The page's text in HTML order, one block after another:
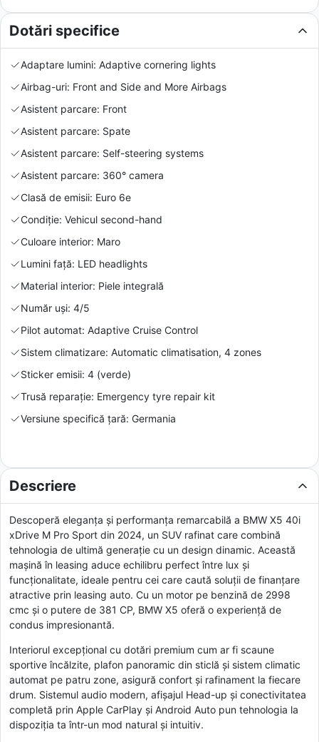
Dotări specifice
Adaptare lumini: Adaptive cornering lights
Airbag-uri: Front and Side and More Airbags
Asistent parcare: Front
Asistent parcare: Spate
Asistent parcare: Self-steering systems
Asistent parcare: 360° camera
Clasă de emisii: Euro 6e
Condiție: Vehicul second-hand
Culoare interior: Maro
Lumini față: LED headlights
Material interior: Piele integrală
Număr uși: 4/5
Pilot automat: Adaptive Cruise Control
Sistem climatizare: Automatic climatisation, 4 zones
Sticker emisii: 4 (verde)
Trusă reparație: Emergency tyre repair kit
Versiune specifică țară: Germania
Descriere
Descoperă eleganța și performanța remarcabilă a BMW X5 40i
xDrive M Pro Sport din 2024, un SUV rafinat care combină
tehnologia de ultimă generație cu un design dinamic. Această
mașină în leasing aduce echilibru perfect între lux și
funcționalitate, ideale pentru cei care caută soluții de finanțare
atractive prin leasing auto. Cu un motor pe benzină de 2998
cmc și o putere de 381 CP, BMW X5 oferă o experiență de
condus impresionantă.
Interiorul excepțional cu dotări premium cum ar fi scaune
sportive încălzite, plafon panoramic din sticlă și sistem climatic
automat pe patru zone, asigură confort și rafinament la fiecare
drum. Sistemul audio modern, afișajul Head-up și conectivitatea
completă prin Apple CarPlay și Android Auto pun tehnologia la
dispoziția ta într-un mod natural și intuitiv.